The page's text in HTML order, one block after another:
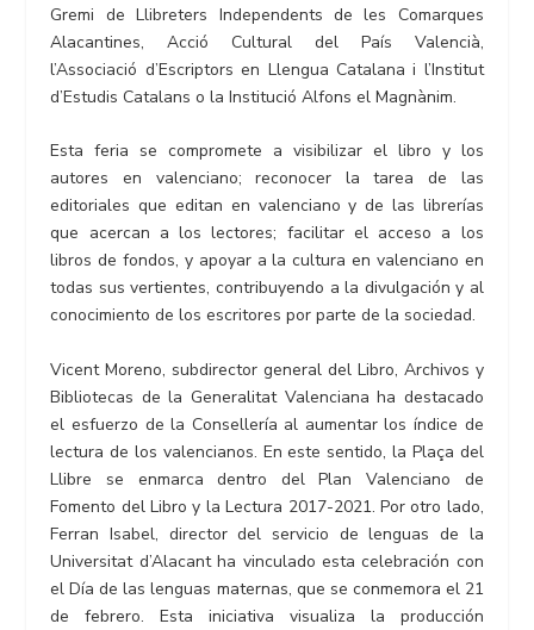
Gremi de Llibreters Independents de les Comarques
Alacantines, Acció Cultural del País Valencià,
l’Associació d’Escriptors en Llengua Catalana i l’Institut
d’Estudis Catalans o la Institució Alfons el Magnànim.
Esta feria se compromete a visibilizar el libro y los
autores en valenciano; reconocer la tarea de las
editoriales que editan en valenciano y de las librerías
que acercan a los lectores; facilitar el acceso a los
libros de fondos, y apoyar a la cultura en valenciano en
todas sus vertientes, contribuyendo a la divulgación y al
conocimiento de los escritores por parte de la sociedad.
Vicent Moreno, subdirector general del Libro, Archivos y
Bibliotecas de la Generalitat Valenciana ha destacado
el esfuerzo de la Consellería al aumentar los índice de
lectura de los valencianos. En este sentido, la Plaça del
Llibre se enmarca dentro del Plan Valenciano de
Fomento del Libro y la Lectura 2017-2021. Por otro lado,
Ferran Isabel, director del servicio de lenguas de la
Universitat d’Alacant ha vinculado esta celebración con
el Día de las lenguas maternas, que se conmemora el 21
de febrero. Esta iniciativa visualiza la producción